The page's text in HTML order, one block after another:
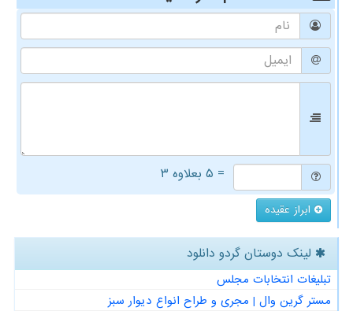
= ۵ بعلاوه ۳
ابراز عقیده
لینک دوستان گردو دانلود
تبلیغات انتخابات مجلس
مستر گرین وال | مجری و طراح انواع دیوار سبز